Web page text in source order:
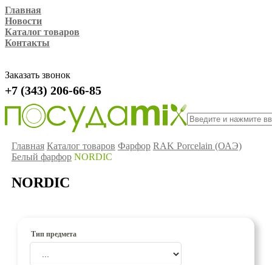
Главная
Новости
Каталог товаров
Контакты
Заказать звонок
+7 (343) 206-66-85
Главная Каталог товаров Фарфор RAK Porcelain (ОАЭ)
Белый фарфор NORDIC
NORDIC
Тип предмета